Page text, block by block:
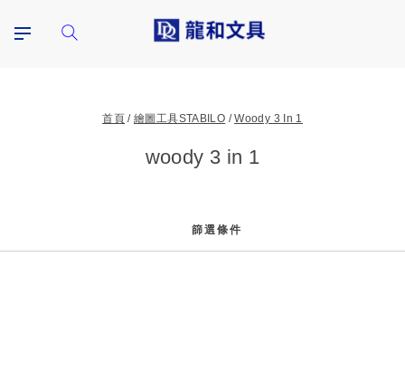
首頁 繪圖工具STABILO Woody 3 In 1
woody 3 in 1
篩選條件